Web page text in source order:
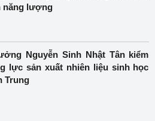
năng lượng
Nguyễn Sinh Nhật Tân kiểm
lực sản xuất nhiên liệu sinh học
Trung